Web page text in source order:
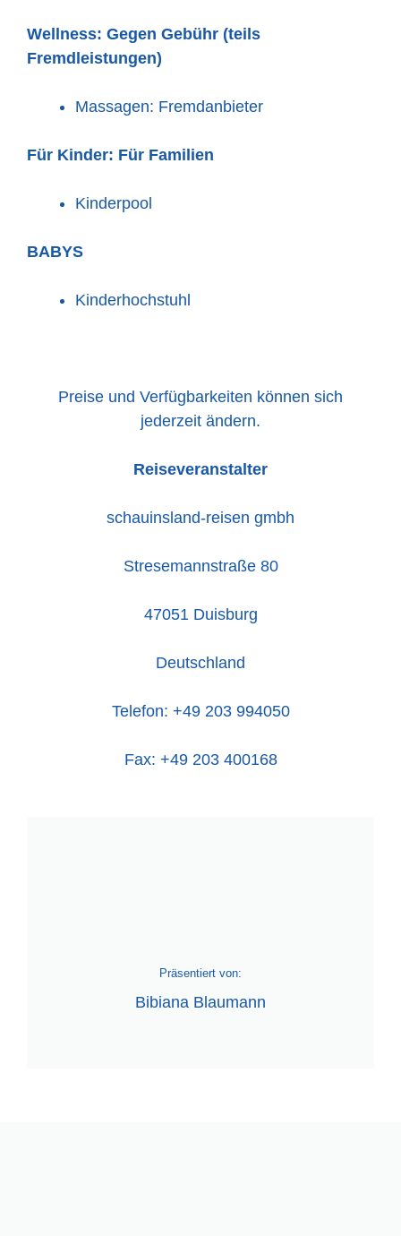
Wellness: Gegen Gebühr (teils
Fremdleistungen)
Massagen: Fremdanbieter
Für Kinder: Für Familien
Kinderpool
BABYS
Kinderhochstuhl
Preise und Verfügbarkeiten können sich
jederzeit ändern.
Reiseveranstalter
schauinsland-reisen gmbh
Stresemannstraße 80
47051 Duisburg
Deutschland
Telefon: +49 203 994050
Fax: +49 203 400168
Präsentiert von:
Bibiana Blaumann